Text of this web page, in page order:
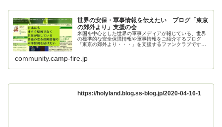
世界の安保・軍事情報を伝えたい ブログ「東京
の郊外より」支援の会
米国を中心とした世界の軍事メディアが報じている、世界
の標準的な安全保障情報や軍事情報をご紹介するブログ
「東京の郊外より・・・」を支援するファンクラブです。
community.camp-fire.jp
https://holyland.blog.ss-blog.jp/2020-04-16-1